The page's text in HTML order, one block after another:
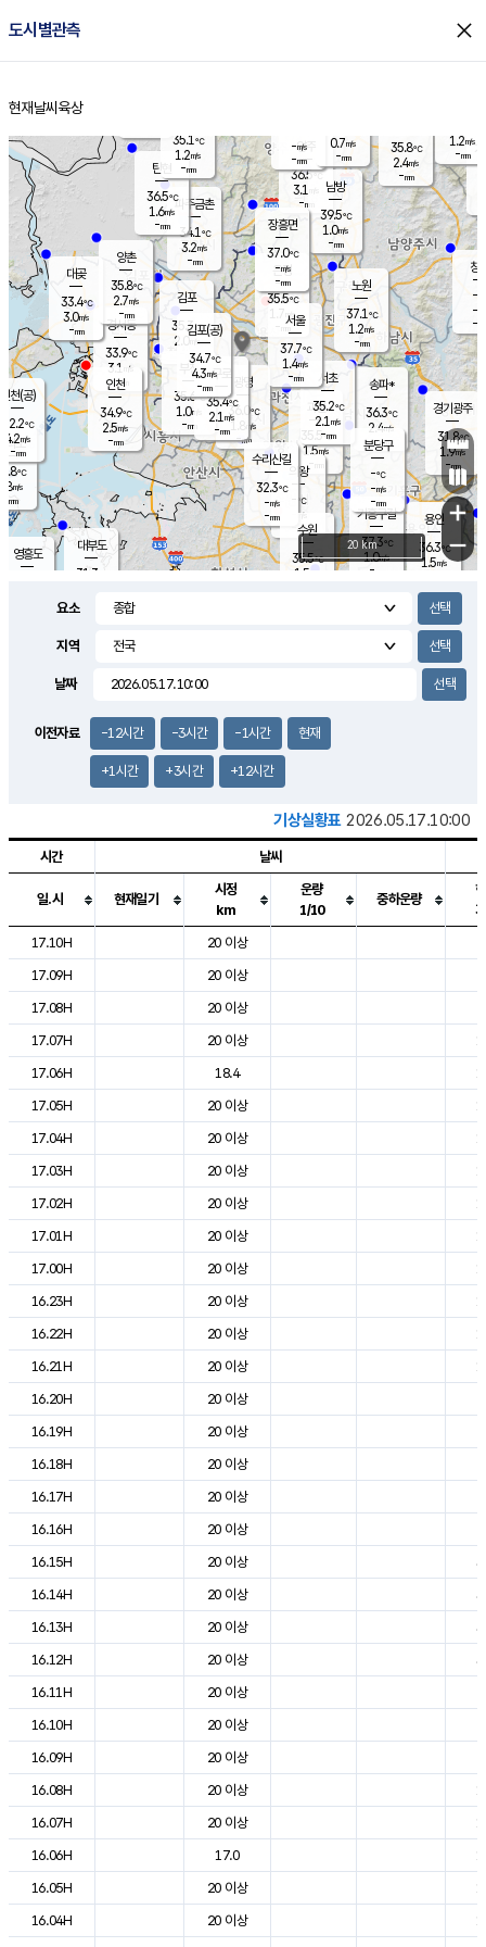
도시별관측 close
홈
현재날씨 육상
의도
℃
m/s
mm
영흥도
양주
36.5℃
3.1
-mm
과천
35.5℃
1.5m/s
- mm
용인
36.3℃
1.5m/s
경기광주
31.8℃
1.9m/s
-mm
2.9m/s
대부도
31.3
경서동
33.9℃
3.1 m/s
-mm
파주금촌
34.1℃
3.2m/s
-mm
35.8℃
2.4m/s
-mm
대곶
33.4℃
3.0m/s
-mm
창
-
-m/
-
탄현
36.5℃
1.6m/s
-mm
1.2m/s
-mm
의왕
- ℃
m/s
mm
김포
35.3℃
2.0 m/s
mm
광명
36.0
℃
1.8 m/s
-mm
부천
35.6℃
1.0m/s
-mm
양촌
35.8℃
2.7m/s
-mm
구로
35.4℃
2.1 m/s
-mm
은평
35.5℃
1.7 m/s
- mm
노원
37.1℃
1.2m/s
-mm
송파*
36.3℃
2.4m/s
-mm
서초
35.2℃
2.1 m/s
-mm
남방
39.5℃
1.0m/s
-mm
기흥구갈
37.3℃
1.0m/s
-
수리산길
32.3℃
-m/s
-mm
분당구
-℃
-m/s
-mm
장흥면
37.0℃
-m/s
-mm
-m/s
-mm
인천(공)
32.2℃
4.2m/s
-mm
김포(공)
34.7℃
4.3m/s
-mm
수원
35.5℃
1.5 m/s
인천
34.9℃
2.5m/s
-mm
서울
37.7℃
1.4m/s
-mm
35.1℃
1.2m/s
-mm
0.7m/s
-mm
+
−
20 km
요소
지역
날짜
이전자료 -12시간 -3시간 -1시간 현재
+1시간 +3시간 +12시간
기상실황표 2026.05.17.10:00
도시별 기상실황표로 지점, 날씨, 기온, 강수, 바람, 기압등을 안내한 표입
시간 날씨
일.시 현재일기
시정
km
운량
1/10
중하운량
17.10H
20 이상
17.09H
20 이상
17.08H
20 이상
17.07H
20 이상
17.06H
18.4
17.05H
20 이상
17.04H
20 이상
17.03H
20 이상
17.02H
20 이상
17.01H
20 이상
17.00H
20 이상
16.23H
20 이상
16.22H
20 이상
16.21H
20 이상
16.20H
20 이상
16.19H
20 이상
16.18H
20 이상
16.17H
20 이상
16.16H
20 이상
16.15H
20 이상
16.14H
20 이상
16.13H
20 이상
16.12H
20 이상
16.11H
20 이상
16.10H
20 이상
16.09H
20 이상
16.08H
20 이상
16.07H
20 이상
16.06H
17.0
16.05H
20 이상
16.04H
20 이상